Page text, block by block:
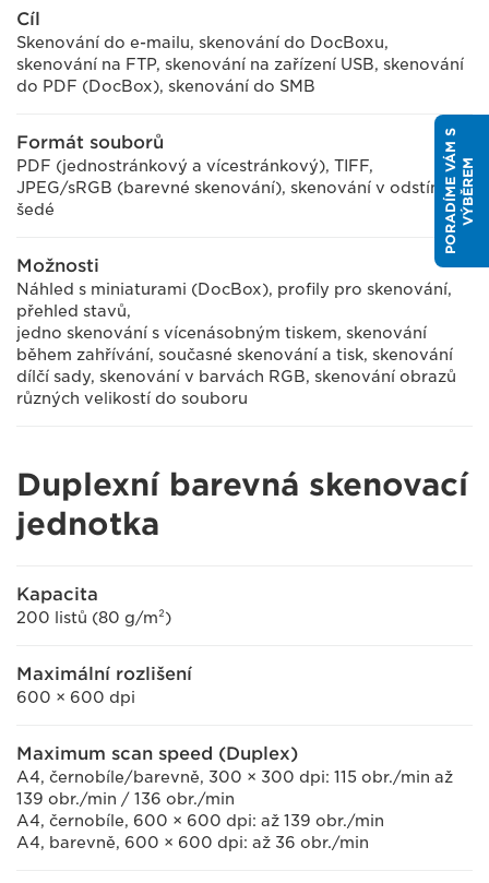
Cíl
Skenování do e-mailu, skenování do DocBoxu,
skenování na FTP, skenování na zařízení USB, skenování
do PDF (DocBox), skenování do SMB
Formát souborů
PDF (jednostránkový a vícestránkový), TIFF,
JPEG/sRGB (barevné skenování), skenování v odstínech
šedé
Možnosti
Náhled s miniaturami (DocBox), profily pro skenování,
přehled stavů,
jedno skenování s vícenásobným tiskem, skenování
během zahřívání, současné skenování a tisk, skenování
dílčí sady, skenování v barvách RGB, skenování obrazů
různých velikostí do souboru
Duplexní barevná skenovací
jednotka
Kapacita
200 listů (80 g/m²)
Maximální rozlišení
600 × 600 dpi
Maximum scan speed (Duplex)
A4, černobíle/barevně, 300 × 300 dpi: 115 obr./min až
139 obr./min / 136 obr./min
A4, černobíle, 600 × 600 dpi: až 139 obr./min
A4, barevně, 600 × 600 dpi: až 36 obr./min
P
O
R
A
D
Í
M
E
V
Á
M
S
V
Ý
B
Ě
R
EM